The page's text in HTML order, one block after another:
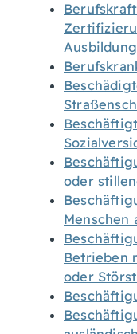
oder
Menschen
Betrieben
oder